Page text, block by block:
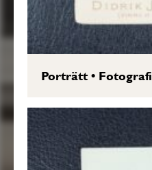
Porträtt• Fotografi